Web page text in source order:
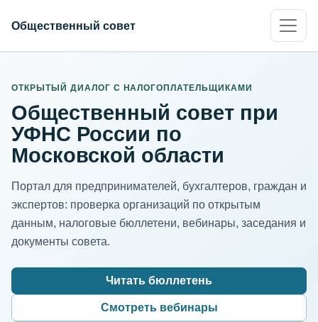
Общественный совет
ОТКРЫТЫЙ ДИАЛОГ С НАЛОГОПЛАТЕЛЬЩИКАМИ
Общественный совет при
УФНС России по
Московской области
Портал для предпринимателей, бухгалтеров, граждан и
экспертов: проверка организаций по открытым
данным, налоговые бюллетени, вебинары, заседания и
документы совета.
Читать бюллетень
Смотреть вебинары
ИНН организации
Адрес для нормализации